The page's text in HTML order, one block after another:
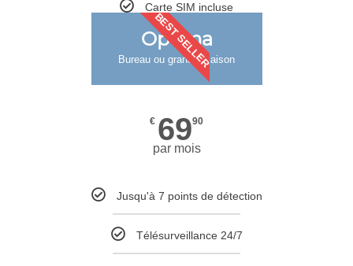
Carte SIM incluse
BEST SELLER
Optima
Bureau ou grande maison
€ 6990
par mois
Jusqu'à 7 points de détection
Télésurveillance 24/7